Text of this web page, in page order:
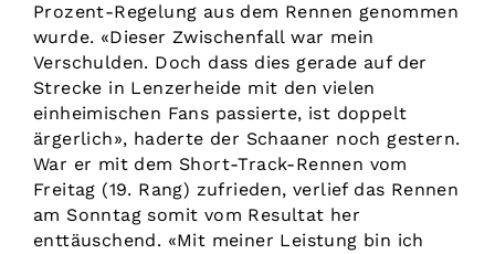
Prozent-Regelung aus dem Rennen genommen
wurde. «Dieser Zwischenfall war mein
Verschulden. Doch dass dies gerade auf der
Strecke in Lenzerheide mit den vielen
einheimischen Fans passierte, ist doppelt
ärgerlich», haderte der Schaaner noch ges­tern.
War er mit dem Short-Track-Rennen vom
Freitag (19. Rang) zufrieden, verlief das Rennen
am Sonntag somit vom Resultat her
enttäuschend. «Mit meiner Leistung bin ich